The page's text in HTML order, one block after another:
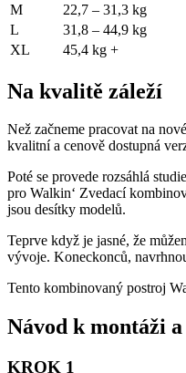
M
22,7 – 31,3 kg
L
31,8 – 44,9 kg
XL
45,4 kg +
Na kvalitě záleží
Než začneme pracovat na
kvalitní a cenově dostupná
Poté se provede rozsáhlá
pro Walkin‘ Zvedací
jsou desítky modelů.
Teprve když je jasné, že
vývoje. Koneckonců,
Tento kombinovaný postroj
Návod k montáži
KROK 1